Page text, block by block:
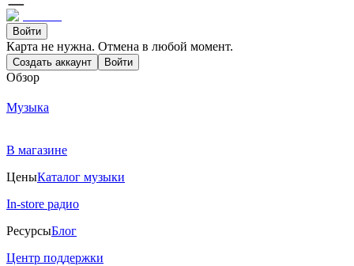
Войти
Карта не нужна. Отмена в любой момент.
Создать аккаунт Войти
Обзор
Музыка
В магазине
ЦеныКаталог музыки
In-store радио
РесурсыБлог
Центр поддержки